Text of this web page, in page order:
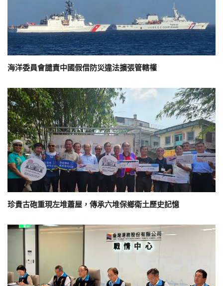
海洋委員會譴責中國假借防災違法擴張管轄權
珍貴古砲重現左堆蕭屋，傳承六堆保鄉衛土歷史記憶